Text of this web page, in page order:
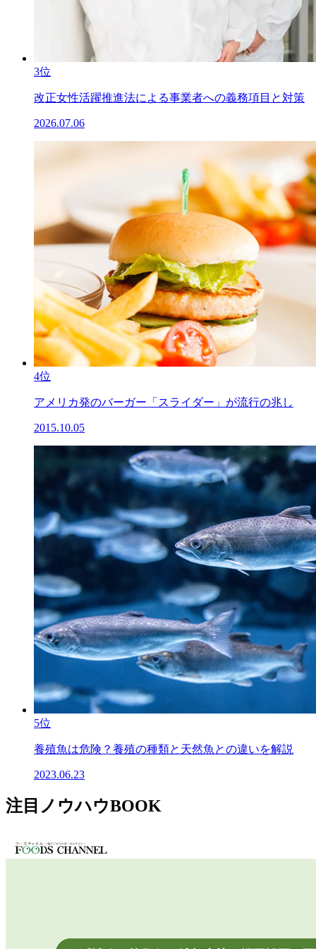
3位
改正女性活躍推進法による事業者への義務項目と対策
2026.07.06
4位
アメリカ発のバーガー「スライダー」が流行の兆し
2015.10.05
5位
養殖魚は危険？養殖の種類と天然魚との違いを解説
2023.06.23
注目ノウハウBOOK